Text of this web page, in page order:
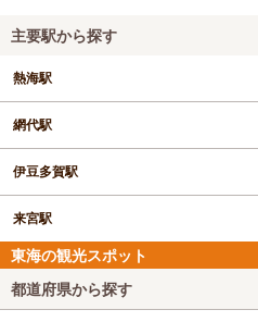
主要駅から探す
熱海駅
網代駅
伊豆多賀駅
来宮駅
東海の観光スポット
都道府県から探す